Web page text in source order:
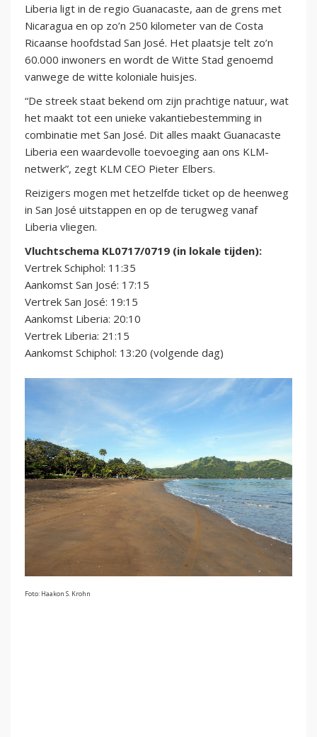
Liberia ligt in de regio Guanacaste, aan de grens met
Nicaragua en op zo’n 250 kilometer van de Costa
Ricaanse hoofdstad San José. Het plaatsje telt zo’n
60.000 inwoners en wordt de Witte Stad genoemd
vanwege de witte koloniale huisjes.
“De streek staat bekend om zijn prachtige natuur, wat
het maakt tot een unieke vakantiebestemming in
combinatie met San José. Dit alles maakt Guanacaste
Liberia een waardevolle toevoeging aan ons KLM-
netwerk”, zegt KLM CEO Pieter Elbers.
Reizigers mogen met hetzelfde ticket op de heenweg
in San José uitstappen en op de terugweg vanaf
Liberia vliegen.
Vluchtschema KL0717/0719 (in lokale tijden):
Vertrek Schiphol: 11:35
Aankomst San José: 17:15
Vertrek San José: 19:15
Aankomst Liberia: 20:10
Vertrek Liberia: 21:15
Aankomst Schiphol: 13:20 (volgende dag)
Foto: Haakon S. Krohn